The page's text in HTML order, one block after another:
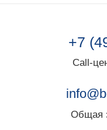
+7
Call-
Общая